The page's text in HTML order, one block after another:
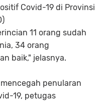
Covid-19 di Provinsi
11 orang sudah
34 orang
baik," jelasnya.
penularan
19, petugas